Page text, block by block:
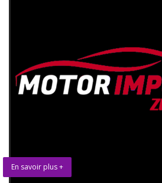
En savoir plus +